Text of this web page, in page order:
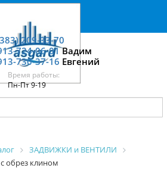
209-33-70
724-06-01Вадим
730-37-16 Евгений
Время работы:
Пн-Пт 9-19
ЗАДВИЖКИ и ВЕНТИЛИ
обрез клином